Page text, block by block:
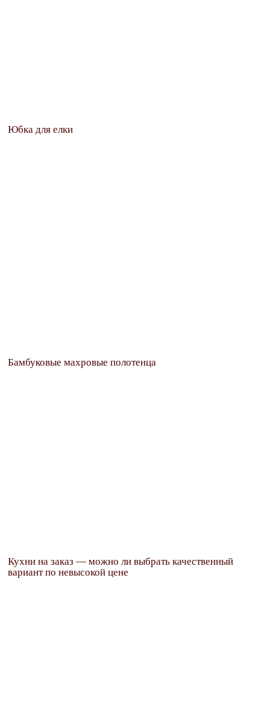
Юбка для елки
Бамбуковые махровые полотенца
Кухни на заказ — можно ли выбрать качественный
вариант по невысокой цене
CLOSE THIS MODULE
Подпишитесь на
еженедельную рассылку